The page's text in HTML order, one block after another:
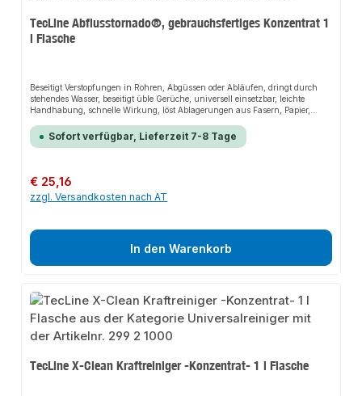
TecLine Abflusstornado®, gebrauchsfertiges Konzentrat 1
l Flasche
Beseitigt Verstopfungen in Rohren, Abgüssen oder Abläufen, dringt durch
stehendes Wasser, beseitigt üble Gerüche, universell einsetzbar, leichte
Handhabung, schnelle Wirkung, löst Ablagerungen aus Fasern, Papier,
phosphatfreiVerarbeitungsvorteilegebrauchsfertig – keine zusätzlichen
Arbeitsschritte, garantiert schnelle Ergebnisse, hohe Materialdichte, erreicht
Sofort verfügbar, Lieferzeit 7-8 Tage
Regulärer Preis:
€ 25,16
zzgl. Versandkosten nach AT
In den Warenkorb
TecLine X-Clean Kraftreiniger -Konzentrat- 1 l Flasche